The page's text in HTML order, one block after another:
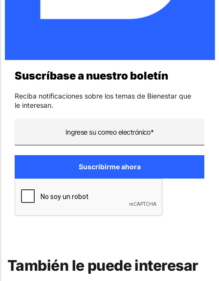
Suscríbase a nuestro boletín
Reciba notificaciones sobre los temas de Bienestar que
le interesan.
También le puede interesar